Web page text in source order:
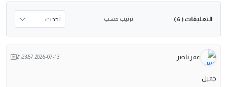
التعليقات ( 6 ) ترتيب حسب
عمر ناصر 2026-07-13 21:23:57
جميل